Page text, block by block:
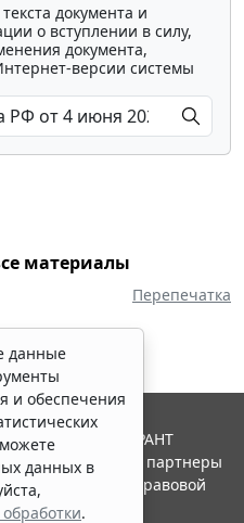
документа и
о вступлении в силу,
документа,
версии системы
материалы
Перепечатка
данные
и обеспечения
данных в
.
Система ГАРАНТ
"Гарант" и ее партнеры
ассоциации правовой